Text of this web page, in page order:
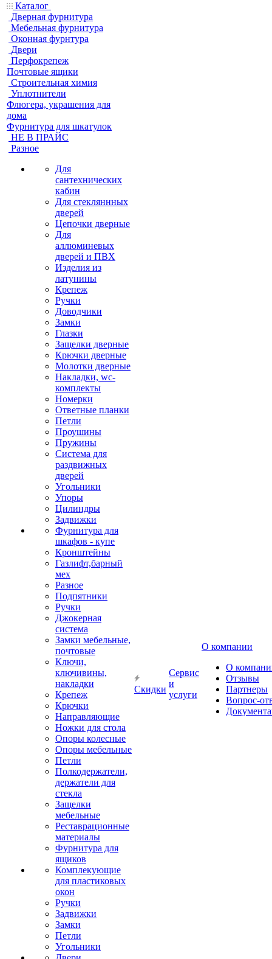
Каталог
Дверная фурнитура
Мебельная фурнитура
Оконная фурнтура
Двери
Перфокрепеж
Почтовые ящики
Строительная химия
Уплотнители
Флюгера, украшения для
дома
Фурнитура для шкатулок
НЕ В ПРАЙС
Разное
Для
сантехнических
кабин
Для стекляннных
дверей
Цепочки дверные
Для
аллюминевых
дверей и ПВХ
Изделия из
латунины
Крепеж
Ручки
Доводчики
Замки
Глазки
Защелки дверные
Крючки дверные
Молотки дверные
Накладки, wc-
комплекты
Номерки
Ответные планки
Петли
Проушины
Пружины
Система для
раздвижных
дверей
Угольники
Упоры
Цилиндры
Задвижки
Фурнитура для
шкафов - купе
Кронштейны
Газлифт,барный
мех
Разное
Подпятники
Ручки
Джокерная
система
Замки мебельные,
почтовые
Ключи,
ключивины,
накладки
Крепеж
Крючки
Направляющие
Ножки для стола
Опоры колесные
Опоры мебельные
Петли
Полкодержатели,
держатели для
стекла
Защелки
мебельные
Реставрационные
материалы
Фурнитура для
ящиков
Комплекующие
для пластиковых
окон
Ручки
Задвижки
Замки
Петли
Угольники
Скидки
Сервис
и
услуги
О компании
О
Отзывы
Партнеры
Вопрос-